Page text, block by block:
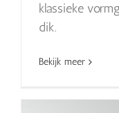
klassieke
dik.
Bekijk meer